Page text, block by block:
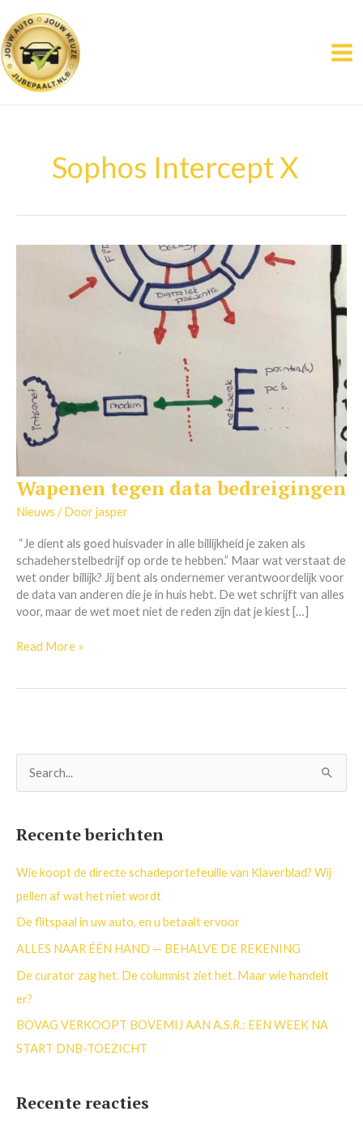
naar
de
inhoud
Sophos Intercept X
Wapenen tegen data bedreigingen
Nieuws / Doorjasper
“Je dient als goed huisvader in alle billijkheid je zaken als
schadeherstelbedrijf op orde te hebben.” Maar wat verstaat de
wet onder billijk? Jij bent als ondernemer verantwoordelijk voor
de data van anderen die je in huis hebt. De wet schrijft van alles
voor, maar de wet moet niet de reden zijn dat je kiest […]
Wapenen
data
bedreigingen
Read More »
n
a
a
r
Recente berichten
Wie koopt de directe schadeportefeuille van Klaverblad? Wij
pellen af wat het niet wordt
De flitspaal in uw auto, en u betaalt ervoor
ALLES NAAR ÉÉN HAND — BEHALVE DE REKENING
De curator zag het. De columnist ziet het. Maar wie handelt
er?
BOVAG VERKOOPT BOVEMIJ AAN A.S.R.: EEN WEEK NA
START DNB-TOEZICHT
Recente reacties